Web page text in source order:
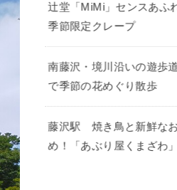
辻堂「MiMi」センスあふ
季節限定クレープ
南藤沢・境川沿いの遊歩
で季節の花めぐり散歩
藤沢駅 焼き鳥と新鮮な
め！「あぶり屋くまざわ」